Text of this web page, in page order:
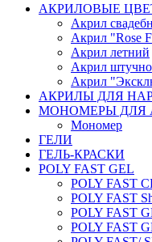
АКРИЛОВЫЕ
Акрил
Акрил "Rose
Акрил летний
Акрил штучно
Акрил
АКРИЛЫ ДЛЯ
МОНОМЕРЫ ДЛЯ
Мономер
ГЕЛИ
ГЕЛЬ-КРАСКИ
POLY FAST GEL
POLY FAST
POLY FAST
POLY FAST
POLY FAST